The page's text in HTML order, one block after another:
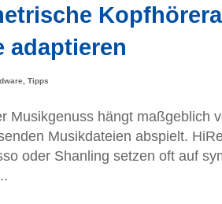
adaptieren
Tipps
Musikgenuss hängt maßgeblich
Musikdateien abspielt.
oder Shanling setzen oft auf